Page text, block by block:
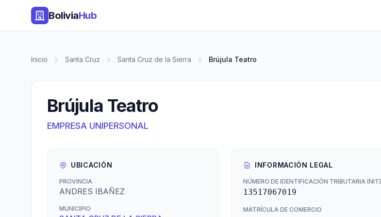
BoliviaHub
Inicio Santa Cruz Santa Cruz de la Sierra Brújula Teatro
Brújula Teatro
EMPRESA UNIPERSONAL
UBICACIÓN
PROVINCIA
ANDRES IBAÑEZ
MUNICIPIO
INFORMACIÓN LEGAL
NÚMERO DE IDENTIFICACIÓN TRIBUTARIA (NIT)
13517067019
MATRÍCULA DE COMERCIO